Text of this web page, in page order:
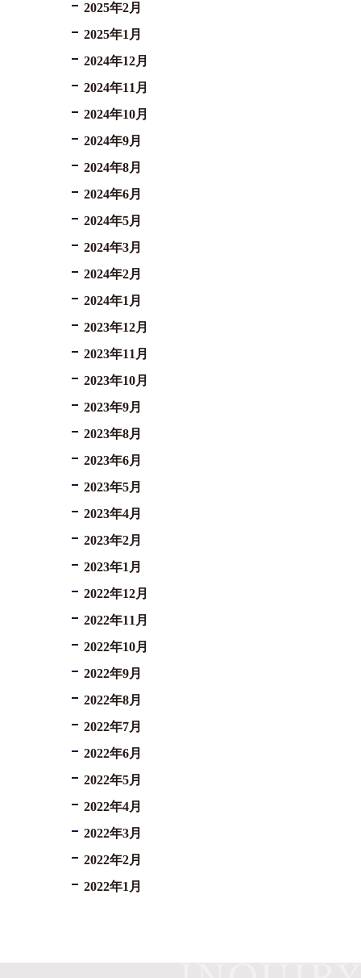
2025年2月
2025年1月
2024年12月
2024年11月
2024年10月
2024年9月
2024年8月
2024年6月
2024年5月
2024年3月
2024年2月
2024年1月
2023年12月
2023年11月
2023年10月
2023年9月
2023年8月
2023年6月
2023年5月
2023年4月
2023年2月
2023年1月
2022年12月
2022年11月
2022年10月
2022年9月
2022年8月
2022年7月
2022年6月
2022年5月
2022年4月
2022年3月
2022年2月
2022年1月